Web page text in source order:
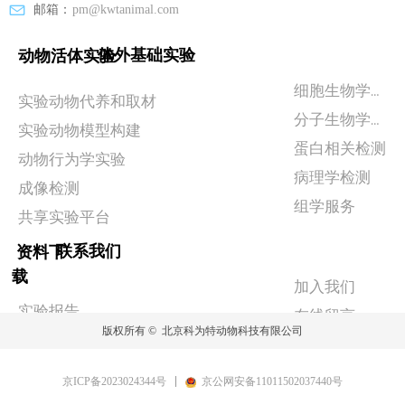
邮箱： pm@kwtanimal.com
体外基础实验
细胞生物学实验
分子生物学检测
蛋白相关检测
病理学检测
组学服务
实验报告
联系我们
加入我们
在线留言
实验动物代养和取材
实验动物模型构建
动物行为学实验
成像检测
共享实验平台
动物活体实验
资料下
载
版权所有 © 北京科为特动物科技有限公司
京ICP备2023024344号 京公网安备11011502037440号